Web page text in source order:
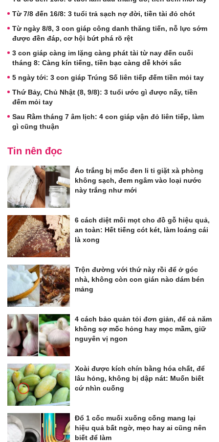
Từ 7/8 đến 16/8: 3 tuổi trả sạch nợ đời, tiền tài đỏ chót
Từ ngày 8/8, 3 con giáp công danh thăng tiến, nỗ lực sớm
được đền đáp, cơ hội bứt phá rõ rệt
3 con giáp càng im lặng càng phát tài từ nay đến cuối
tháng 8: Càng kín tiếng, tiền bạc càng dễ khởi sắc
5 ngày tới: 3 con giáp Trúng Số liên tiếp đếm tiền mỏi tay
Thứ Bảy, Chủ Nhật (8, 9/8): 3 tuổi ước gì được nấy, tiền
đếm mỏi tay
Sau Rằm tháng 7 âm lịch: 4 con giáp vận đỏ liên tiếp, làm
gì cũng thuận
Tin nên đọc
Áo trắng bị mốc đen li ti giặt xà phòng
không sạch, đem ngâm vào loại nước
này trắng như mới
6 cách diệt mối mọt cho đồ gỗ hiệu quả,
an toàn: Hết tiếng cót két, làm loáng cái
là xong
Trộn đường với thứ này rồi để ở góc
nhà, không còn con gián nào dám bén
mảng
4 cách bảo quản tỏi đơn giản, để cả năm
không sợ mốc hỏng hay mọc mầm, giữ
nguyên vị ngon
Xoài được kích chín bằng hóa chất, để
lâu hỏng, không bị dập nát: Muốn biết
cứ nhìn cuống
Đổ 1 cốc muối xuống cống mang lại
hiệu quả bất ngờ, mẹo hay ai cũng nên
biết để làm